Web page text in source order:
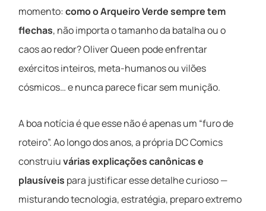
momento:como o Arqueiro Verde sempre tem
flechas, não importa o tamanho da batalha ou o
caos ao redor? Oliver Queen pode enfrentar
exércitos inteiros, meta-humanos ou vilões
cósmicos… e nunca parece ficar sem munição.
A boa notícia é que esse não é apenas um “furo de
roteiro”. Ao longo dos anos, a própria DC Comics
construiuvárias explicações canônicas e
plausíveis para justificar esse detalhe curioso —
misturando tecnologia, estratégia, preparo extremo